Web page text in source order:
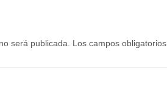
será publicada. Los campos